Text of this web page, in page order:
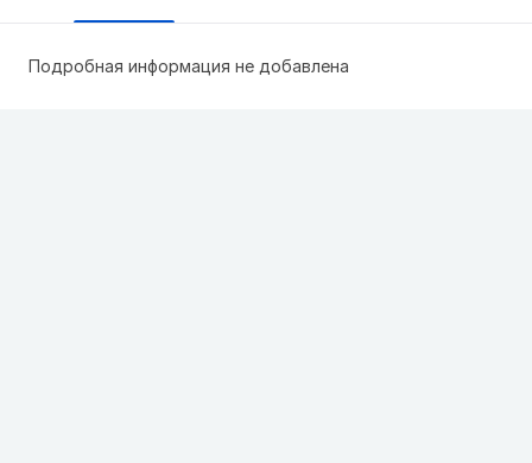
Подробная информация не добавлена